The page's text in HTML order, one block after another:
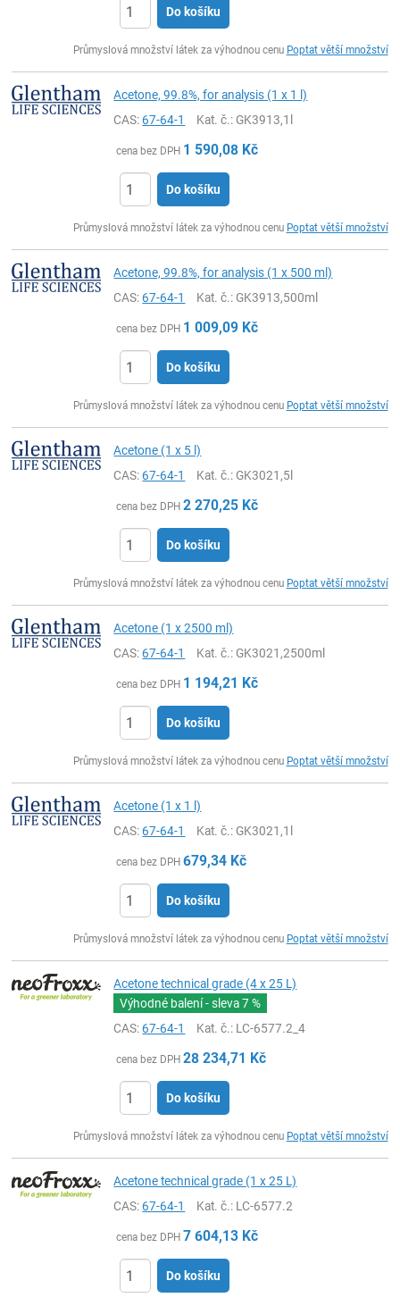
Do košíku
Průmyslová množství látek za výhodnou cenu Poptat větší množství
Acetone, 99.8%, for analysis (1 x 1 l)
CAS:67-64-1 Kat. č.: GK3913,1l
cena bez DPH 1 590,08 Kč
Do košíku
Průmyslová množství látek za výhodnou cenu Poptat větší množství
Acetone, 99.8%, for analysis (1 x 500 ml)
CAS:67-64-1 Kat. č.: GK3913,500ml
cena bez DPH 1 009,09 Kč
Do košíku
Průmyslová množství látek za výhodnou cenu Poptat větší množství
Acetone (1 x 5 l)
CAS:67-64-1 Kat. č.: GK3021,5l
cena bez DPH 2 270,25 Kč
Do košíku
Průmyslová množství látek za výhodnou cenu Poptat větší množství
Acetone (1 x 2500 ml)
CAS:67-64-1 Kat. č.: GK3021,2500ml
cena bez DPH 1 194,21 Kč
Do košíku
Průmyslová množství látek za výhodnou cenu Poptat větší množství
Acetone (1 x 1 l)
CAS:67-64-1 Kat. č.: GK3021,1l
cena bez DPH 679,34 Kč
Do košíku
Průmyslová množství látek za výhodnou cenu Poptat větší množství
Acetone technical grade (4 x 25 L)
Výhodné balení - sleva7 %
CAS:67-64-1 Kat. č.: LC-6577.2_4
cena bez DPH 28 234,71 Kč
Do košíku
Průmyslová množství látek za výhodnou cenu Poptat větší množství
Acetone technical grade (1 x 25 L)
CAS:67-64-1 Kat. č.: LC-6577.2
cena bez DPH 7 604,13 Kč
Do košíku